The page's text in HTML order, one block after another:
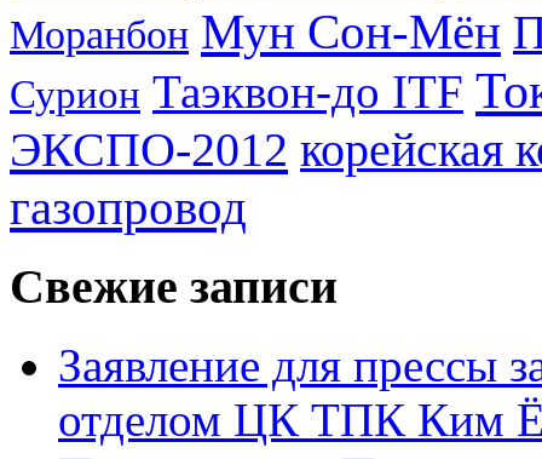
Моранбон Мун Сон-Мён
Сурион Таэквон-до ITF
ЭКСПО-2012 корейская
газопровод
Свежие записи
Заявление для прессы
отделом ЦК ТПК Ким